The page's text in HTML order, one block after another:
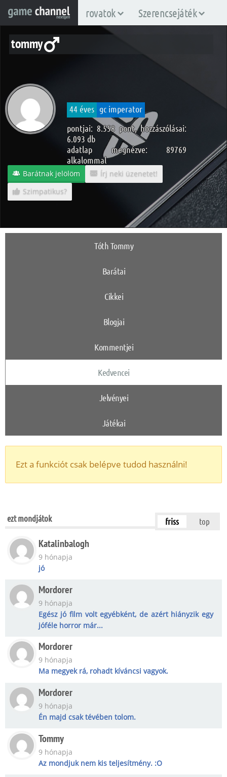
rovatok Szerencsejáték
tommy
44 éves gc imperator
pontjai: 8.558 pont, hozzászólásai:
6.093 db
adatlap megnézve: 89769
alkalommal
Barátnak jelölöm
Írj neki üzenetet!
Szimpatikus?
Tóth Tommy
Barátai
Cikkei
Blogjai
Kommentjei
Kedvencei
Jelvényei
Játékai
Ezt a funkciót csak belépve tudod használni!
ezt mondjátok friss top
Katalinbalogh
9 hónapja
jó
Mordorer
9 hónapja
Egész jó film volt egyébként, de azért hiányzik egy
jóféle horror már...
Mordorer
9 hónapja
Ma megyek rá, rohadt kíváncsi vagyok.
Mordorer
9 hónapja
Én majd csak tévében tolom.
Tommy
9 hónapja
Az mondjuk nem kis teljesítmény. :O